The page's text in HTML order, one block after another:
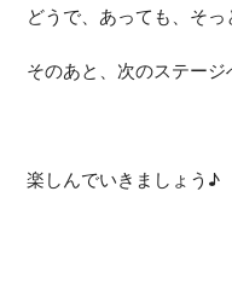
どうで、あっても、そっ
そのあと、次のステー
楽しんでいきましょう♪